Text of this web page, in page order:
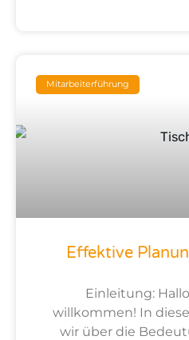
Mitarbeiterführung
Effektive
Einleitung:
willkommen! In
wir über die